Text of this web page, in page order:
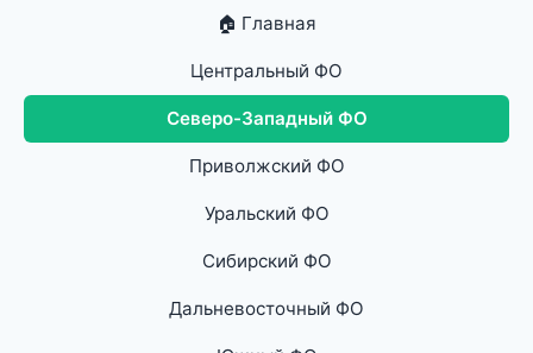
🏠 Главная
Центральный ФО
Северо-Западный ФО
Приволжский ФО
Уральский ФО
Сибирский ФО
Дальневосточный ФО